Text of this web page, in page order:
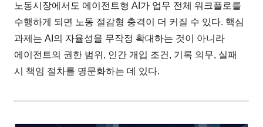
노동시장에서도 에이전트형 AI가 업무 전체 워크플로를
수행하게 되면 노동 절감형 충격이 더 커질 수 있다. 핵심
과제는 AI의 자율성을 무작정 확대하는 것이 아니라
에이전트의 권한 범위, 인간 개입 조건, 기록 의무, 실패
시 책임 절차를 명문화하는 데 있다.